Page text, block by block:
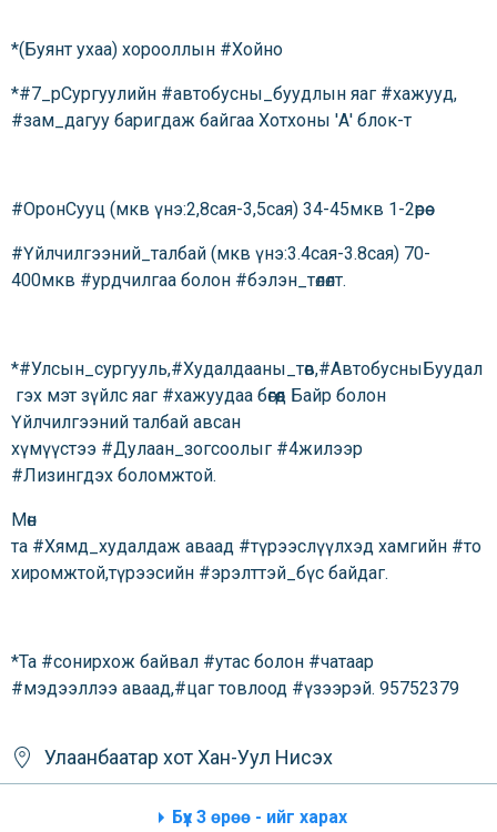
*(Буянт ухаа) хорооллын #Хойно
*#7_рСургуулийн #автобусны_буудлын яаг #хажууд,
#зам_дагуу баригдаж байгаа Хотхоны 'А' блок-т
#ОронСууц (мкв үнэ:2,8сая-3,5сая) 34-45мкв 1-2өрөө
#Үйлчилгээний_талбай (мкв үнэ:3.4сая-3.8сая) 70-
400мкв #урдчилгаа болон #бэлэн_төлөлт.
*#Улсын_сургууль,#Худалдааны_төв,#АвтобусныБуудал
гэх мэт зүйлс яаг #хажуудаа бөгөөд Байр болон
Үйлчилгээний талбай авсан
хүмүүстээ #Дулаан_зогсоолыг #4жилээр
#Лизингдэх боломжтой.
Мөн
та #Хямд_худалдаж аваад #түрээслүүлхэд хамгийн #то
хиромжтой,түрээсийн #эрэлттэй_бүс байдаг.
*Та #сонирхож байвал #утас болон #чатаар
#мэдээллээ аваад,#цаг товлоод #үзээрэй. 95752379
Улаанбаатар хотХан-Уул Нисэх
Бүх 3 өрөө - ийг харах